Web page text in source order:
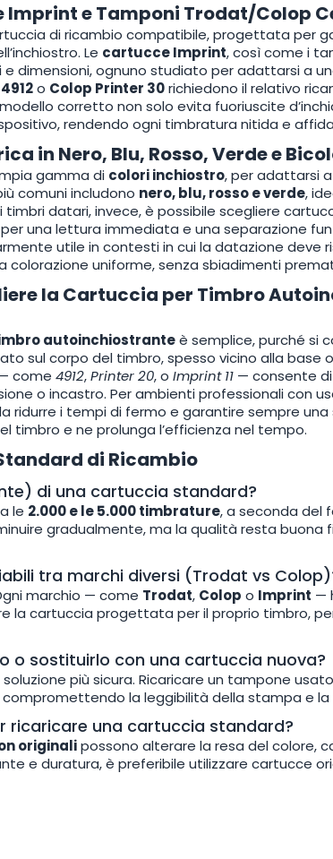
e Tamponi Trodat/Colop
di ricambio compatibile, progettata per
Le cartucce Imprint, così come i
e dimensioni, ognuno studiato per adattarsi a
o Colop Printer 30richiedono il relativo
corretto non solo evita fuoriuscite
rendendo ogni timbratura nitida e
in Nero, Blu, Rosso, Verde e
gamma di colori inchiostro, per adattarsi
comuni includono nero, blu, rosso e verde,
datari, invece, è possibile scegliere
per una lettura immediata e una separazione
utile in contesti in cui la datazione deve
colorazione uniforme, senza sbiadimenti
la Cartuccia per Timbro
autoinchiostranteè semplice, purché si
sul corpo del timbro, spesso vicino alla base o
come 4912,Printer 20, o Imprint 11 — consente
o incastro. Per ambienti professionali con
ridurre i tempi di fermo e garantire sempre
timbro e ne prolunga l’efficienza nel tempo.
di Ricambio
di una cartuccia standard?
le 2.000 e le 5.000 timbrature, a seconda del
gradualmente, ma la qualità resta buona
tra marchi diversi (Trodat vs
marchio — come Trodat, Colop o Imprint —
la cartuccia progettata per il proprio timbro,
o sostituirlo con una cartuccia nuova?
soluzione più sicura. Ricaricare un tampone
compromettendo la leggibilità della stampa e
ricaricare una cartuccia standard?
originalipossono alterare la resa del colore,
e duratura, è preferibile utilizzare cartucce